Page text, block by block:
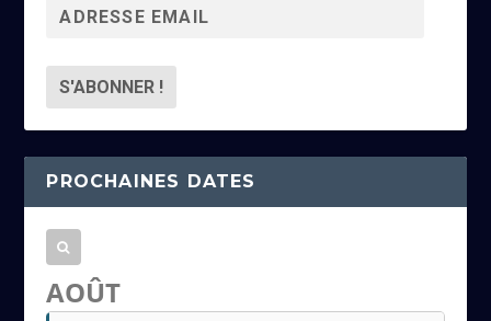
r
s
s
e
m
i
PROCHAINES DATES
AOÛT